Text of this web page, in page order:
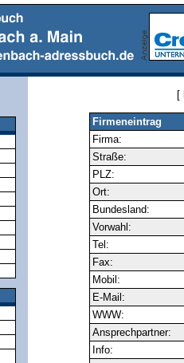
[
Firmeneintrag
Firma:
Straße:
PLZ:
Ort:
Bundesland:
Vorwahl:
Tel:
Fax:
Mobil:
E-Mail:
WWW:
Ansprechpartner:
Info: